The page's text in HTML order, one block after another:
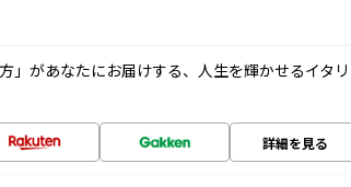
」があなたにお届けする、人生を輝かせるイタリ
詳細を見る